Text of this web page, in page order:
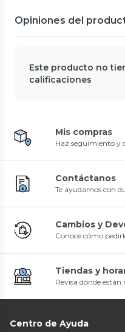
Opiniones del
Este producto no
calificaciones
Mis compras
Haz seguimiento y
Contáctanos
Te ayudamos con
Cambios y
Conoce cómo
Tiendas y
Revisa dónde están
Centro de Ayuda